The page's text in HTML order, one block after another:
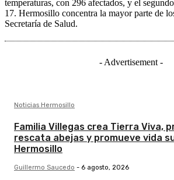
temperaturas, con 296 afectados, y el
17. Hermosillo concentra la mayor parte de
Secretaría de Salud.
- Advertisement -
Noticias Hermosillo
Familia Villegas crea Tierra Viva,
rescata abejas y promueve vida
Hermosillo
Guillermo Saucedo - 6 agosto, 2026